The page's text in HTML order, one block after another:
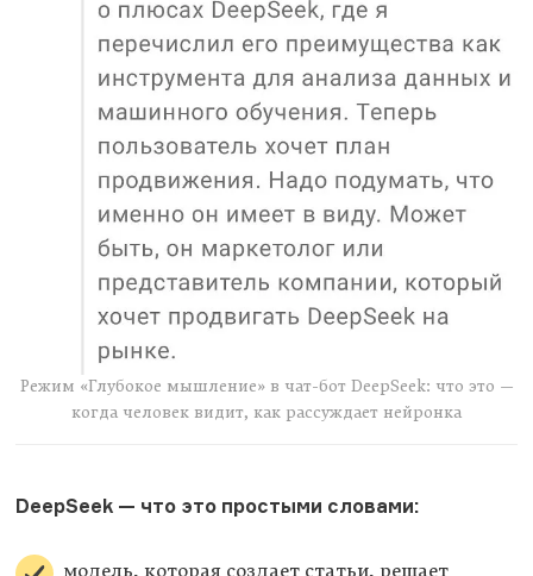
Режим «Глубокое мышление» в чат-бот DeepSeek: что это —
когда человек видит, как рассуждает нейронка
DeepSeek — что это простыми словами: